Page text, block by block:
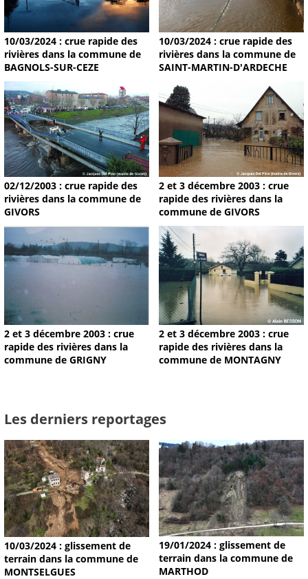
10/03/2024 : crue rapide des
rivières dans la commune de
BAGNOLS-SUR-CEZE
10/03/2024 : crue rapide des
rivières dans la commune de
SAINT-MARTIN-D'ARDECHE
02/12/2003 : crue rapide des
rivières dans la commune de
GIVORS
2 et 3 décembre 2003 : crue
rapide des rivières dans la
commune de GIVORS
2 et 3 décembre 2003 : crue
rapide des rivières dans la
commune de GRIGNY
2 et 3 décembre 2003 : crue
rapide des rivières dans la
commune de MONTAGNY
Les derniers reportages
10/03/2024 : glissement de
terrain dans la commune de
MONTSELGUES
19/01/2024 : glissement de
terrain dans la commune de
MARTHOD